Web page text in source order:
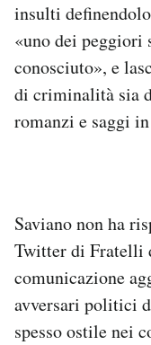
insulti
«uno dei
conosciuto», e
di criminalità sia
romanzi e saggi
Saviano non ha
Twitter di Fratelli
comunicazione
avversari politici
spesso ostile nei